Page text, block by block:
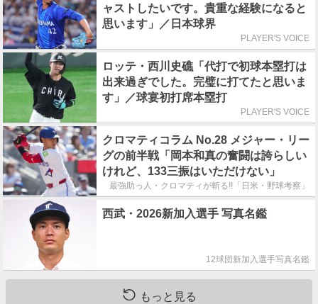
ャストしたいです。貴重な経験になると
思います」／日本球界
PLAYER'S VOICE
ロッテ・西川史礁「代打で初球本塁打は
出来過ぎでした。完璧に打てたと思いま
す」／球宴初打席本塁打
PLAYER'S VOICE
クロマティコラム No.28 メジャー・リー
グの前半戦「岡本和真の奮闘は誇らしい
けれど、133三振はいただけない」
最強助っ人・クロマティが斬る!!「日米・野球考察」
西武・2026新加入選手 写真名鑑
12球団新加入選手写真名鑑
もっと見る